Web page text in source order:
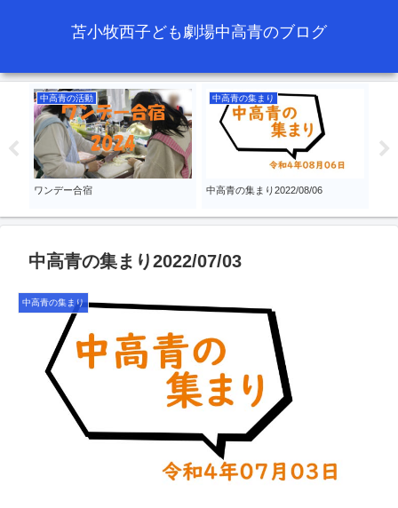
苫小牧西子ども劇場中高青のブログ
中高青の活動
ワンデー合宿
中高青の集まり
中高青の集まり2022/08/06
中高青の集まり2022/07/03
中高青の集まり